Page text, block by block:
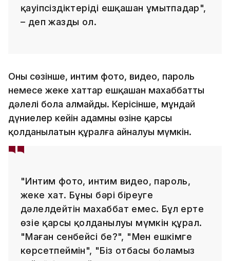
қауіпсіздіктеріңді ешқашан ұмытпаңдар",
– деп жазды ол.
Оның сөзінше, интим фото, видео, пароль
немесе жеке хаттар ешқашан махаббаттың
дәлелі бола алмайды. Керісінше, мұндай
дүниелер кейін адамның өзіне қарсы
қолданылатын құралға айналуы мүмкін.
"Интим фото, интим видео, пароль,
жеке хат. Бұның бәрі біреуге
дәлелдейтін махаббат емес. Бұл ертең
өзіңе қарсы қолданылуы мүмкін құрал.
"Маған сенбейсің бе?", "Мен ешкімге
көрсетпеймін", "Біз отбасы боламыз